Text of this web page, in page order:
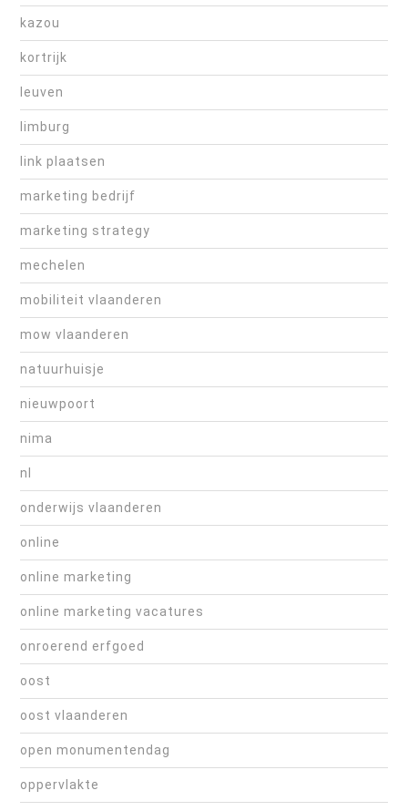
kazou
kortrijk
leuven
limburg
link plaatsen
marketing bedrijf
marketing strategy
mechelen
mobiliteit vlaanderen
mow vlaanderen
natuurhuisje
nieuwpoort
nima
nl
onderwijs vlaanderen
online
online marketing
online marketing vacatures
onroerend erfgoed
oost
oost vlaanderen
open monumentendag
oppervlakte